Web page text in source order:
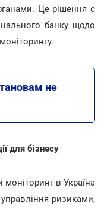
Це рішення є
банку щодо
не
для бізнесу
в Україна
ризиками,